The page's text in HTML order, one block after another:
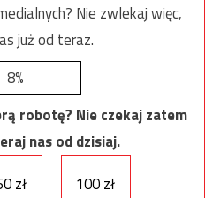
Nie zwlekaj więc,
już od teraz.
8%
robotę? Nie czekaj zatem
nas od dzisiaj.
zł 100 zł